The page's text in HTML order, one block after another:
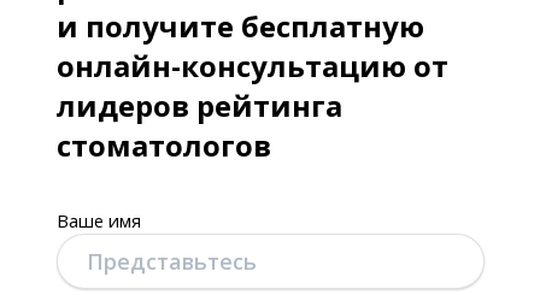
и получите бесплатную
онлайн-консультацию от
лидеров рейтинга
стоматологов
Ваше имя